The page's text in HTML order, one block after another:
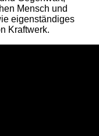
Mensch und
eigenständiges
Kraftwerk.